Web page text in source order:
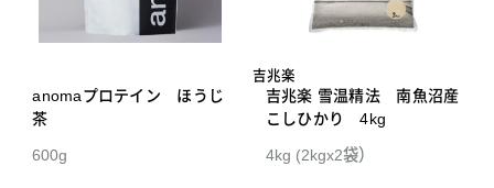
anomaプロテイン ほうじ
茶
600g
吉兆楽
吉兆楽 雪温精法 南魚沼産
こしひかり 4kg
4kg (2kgx2袋）